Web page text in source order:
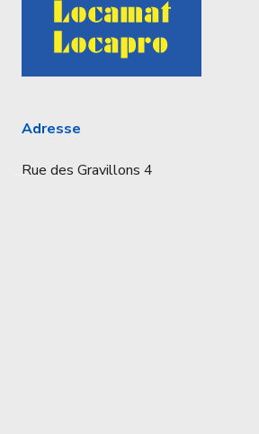
Adresse
Rue des Gravillons 4